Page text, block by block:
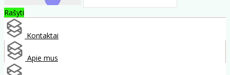
Rašyti
Kontaktai
Apie mus